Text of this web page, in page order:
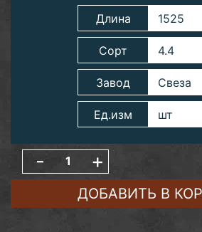
Длина
Сорт
Завод
Ед.изм
- +
ДОБАВИТЬ В